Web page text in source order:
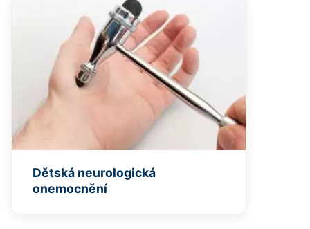
Dětská neurologická
onemocnění